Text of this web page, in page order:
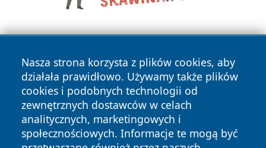
Nasza strona korzysta z plików cookies, aby
działała prawidłowo. Używamy także plików
cookies i podobnych technologii od
zewnętrznych dostawców w celach
analitycznych, marketingowych i
społecznościowych. Informacje te mogą być
Copyright © 2026 dabrowski24.pl Wszystkie prawa
zastrzeżone.